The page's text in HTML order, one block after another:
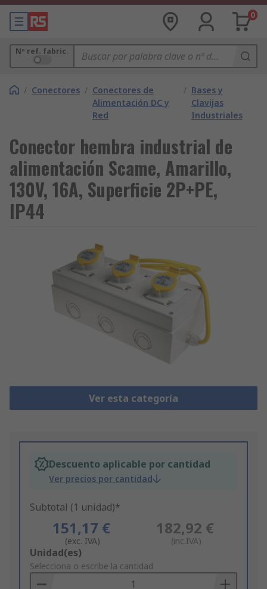
0
Nº ref. fabric.
/ Conectores / Conectores de
Alimentación DC y
Red
/ Bases y
Clavijas
Industriales
Conector hembra industrial de
alimentación Scame, Amarillo,
130V, 16A, Superficie 2P+PE,
IP44
Ver esta categoría
Descuento aplicable por cantidad
Ver precios por cantidad
Subtotal (1 unidad)*
151,17 €
(exc. IVA)
182,92 €
(inc.IVA)
Add
to
Basket
Unidad(es)
Selecciona o escribe la cantidad